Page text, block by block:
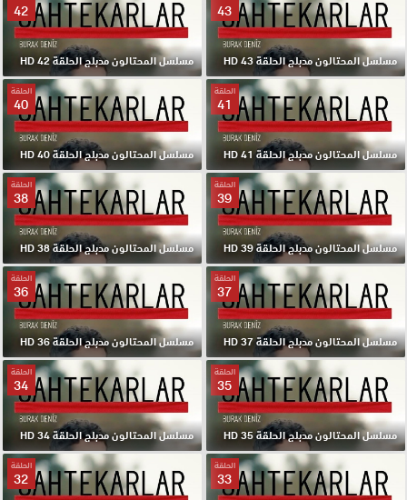
43
مسلسل المحتالون مدبلج الحلقة 43 HD
42
مسلسل المحتالون مدبلج الحلقة 42 HD
الحلقة
41
مسلسل المحتالون مدبلج الحلقة 41 HD
الحلقة
40
مسلسل المحتالون مدبلج الحلقة 40 HD
الحلقة
39
مسلسل المحتالون مدبلج الحلقة 39 HD
الحلقة
38
مسلسل المحتالون مدبلج الحلقة 38 HD
الحلقة
37
مسلسل المحتالون مدبلج الحلقة 37 HD
الحلقة
36
مسلسل المحتالون مدبلج الحلقة 36 HD
الحلقة
35
مسلسل المحتالون مدبلج الحلقة 35 HD
الحلقة
34
مسلسل المحتالون مدبلج الحلقة 34 HD
الحلقة
33
الحلقة
32